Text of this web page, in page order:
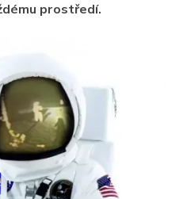
prostředí.